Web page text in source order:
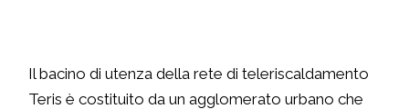
Il bacino di utenza della rete di teleriscaldamento
Teris è costituito da un agglomerato urbano che